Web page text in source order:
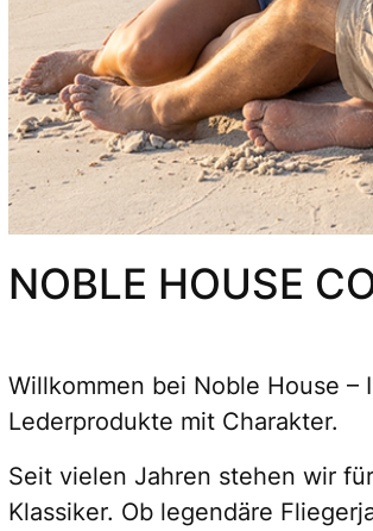
NOBLE HOUSE
Willkommen bei Noble House –
Lederprodukte mit Charakter.
Seit vielen Jahren stehen wir
Klassiker. Ob legendäre